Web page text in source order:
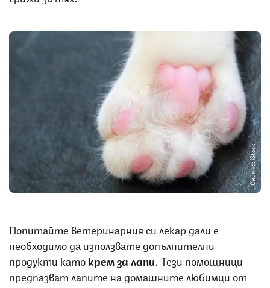
Снимка: iStock
Попитайте ветеринарния си лекар дали е
необходимо да използвате допълнителни
продукти катокрем за лапи. Тези помощници
предпазват лапите на домашните любимци от